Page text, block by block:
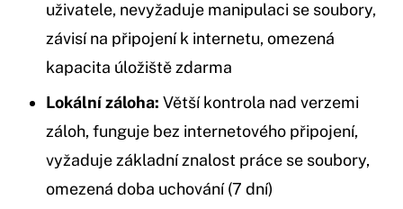
uživatele, nevyžaduje manipulaci se soubory,
závisí na připojení k internetu, omezená
kapacita úložiště zdarma
Lokální záloha: Větší kontrola nad verzemi
záloh, funguje bez internetového připojení,
vyžaduje základní znalost práce se soubory,
omezená doba uchování (7 dní)